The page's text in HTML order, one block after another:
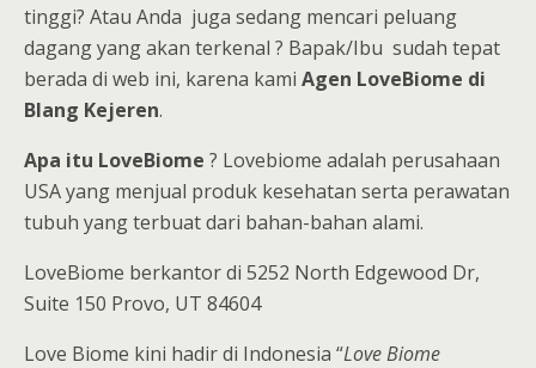
tinggi? Atau Anda juga sedang mencari peluang
dagang yang akan terkenal ? Bapak/Ibu sudah tepat
berada di web ini, karena kami Agen LoveBiome di
Blang Kejeren.
Apa itu LoveBiome ? Lovebiome adalah perusahaan
USA yang menjual produk kesehatan serta perawatan
tubuh yang terbuat dari bahan-bahan alami.
LoveBiome berkantor di 5252 North Edgewood Dr,
Suite 150 Provo, UT 84604
Love Biome kini hadir di Indonesia “Love Biome